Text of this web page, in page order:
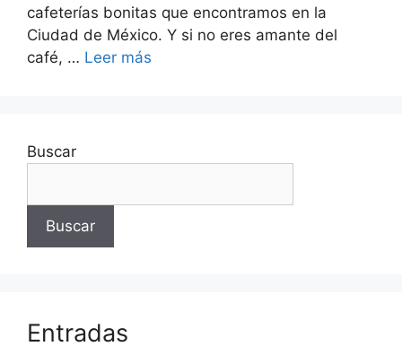
cafeterías bonitas que encontramos en la
Ciudad de México. Y si no eres amante del
café, … Leer más
Buscar
Buscar
Entradas